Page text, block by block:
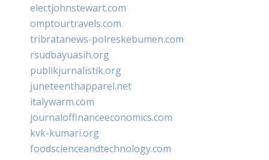
electjohnstewart.com
omptourtravels.com
tribratanews-polreskebumen.com
rsudbayuasih.org
publikjurnalistik.org
juneteenthapparel.net
italywarm.com
journaloffinanceeconomics.com
kvk-kumari.org
foodscienceandtechnology.com